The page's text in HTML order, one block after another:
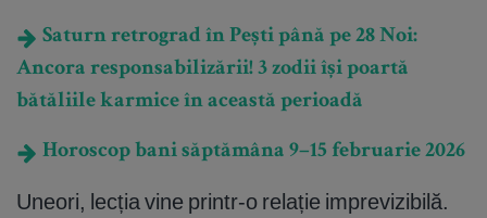
Saturn retrograd în Pești până pe 28 Noi:
Ancora responsabilizării! 3 zodii își poartă
bătăliile karmice în această perioadă
Horoscop bani săptămâna 9–15 februarie 2026
Uneori, lecția vine printr-o relație imprevizibilă.